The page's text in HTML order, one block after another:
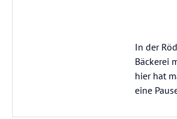
In der
Bäckerei
hier hat
eine